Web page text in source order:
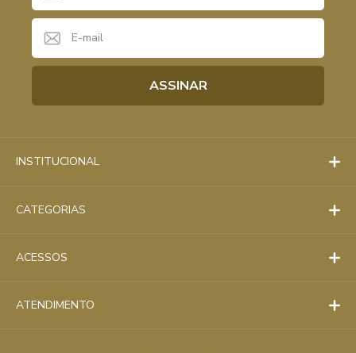
INSTITUCIONAL
CATEGORIAS
ACESSOS
ATENDIMENTO